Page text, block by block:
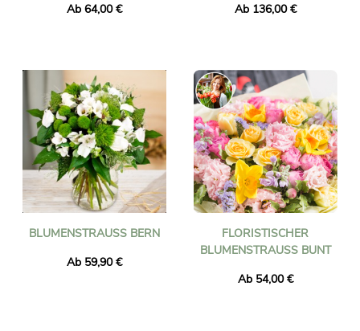
Ab 64,00 €
Ab 136,00 €
BLUMENSTRAUSS BERN
Ab 59,90 €
FLORISTISCHER
BLUMENSTRAUSS BUNT
Ab 54,00 €